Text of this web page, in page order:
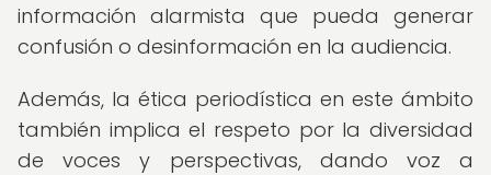
información alarmista que pueda generar
confusión o desinformación en la audiencia.
Además, la ética periodística en este ámbito
también implica el respeto por la diversidad
de voces y perspectivas, dando voz a